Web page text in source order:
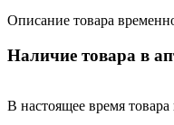
Описание товара
Наличие товара в
В настоящее время